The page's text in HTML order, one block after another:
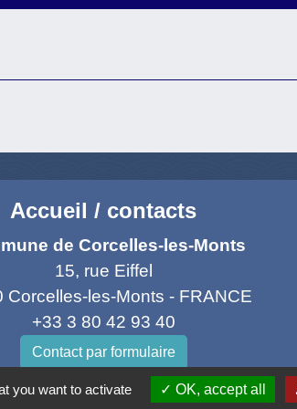
Accueil / contacts
de Corcelles-les-Monts
15, rue Eiffel
Corcelles-les-Monts - FRANCE
+33 3 80 42 93 40
Contact par formulaire
: mairie@corcelles-les-monts.fr
you want to activate OK, accept all